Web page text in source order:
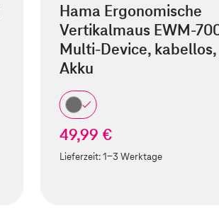
Hama Ergonomische
Vertikalmaus EWM-
Multi-Device, kabellos,
Akku
49,99 €
Lieferzeit:1-3 Werktage